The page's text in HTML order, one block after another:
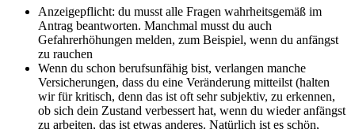
Anzeigepflicht: du musst alle Fragen wahrheitsgemäß im
Antrag beantworten. Manchmal musst du auch
Gefahrerhöhungen melden, zum Beispiel, wenn du anfängst
zu rauchen
Wenn du schon berufsunfähig bist, verlangen manche
Versicherungen, dass du eine Veränderung mitteilst (halten
wir für kritisch, denn das ist oft sehr subjektiv, zu erkennen,
ob sich dein Zustand verbessert hat, wenn du wieder anfängst
zu arbeiten, das ist etwas anderes. Natürlich ist es schön,